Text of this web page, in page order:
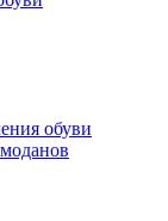
обуви